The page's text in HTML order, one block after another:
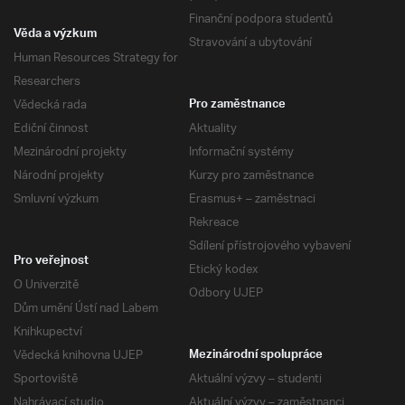
Finanční podpora studentů
Stravování a ubytování
Věda a výzkum
Human Resources Strategy for
Researchers
Vědecká rada
Ediční činnost
Mezinárodní projekty
Národní projekty
Smluvní výzkum
Pro zaměstnance
Aktuality
Informační systémy
Kurzy pro zaměstnance
Erasmus+ – zaměstnaci
Rekreace
Sdílení přístrojového vybavení
Etický kodex
Odbory UJEP
Pro veřejnost
O Univerzitě
Dům umění Ústí nad Labem
Knihkupectví
Vědecká knihovna UJEP
Sportoviště
Mezinárodní spolupráce
Aktuální výzvy – studenti